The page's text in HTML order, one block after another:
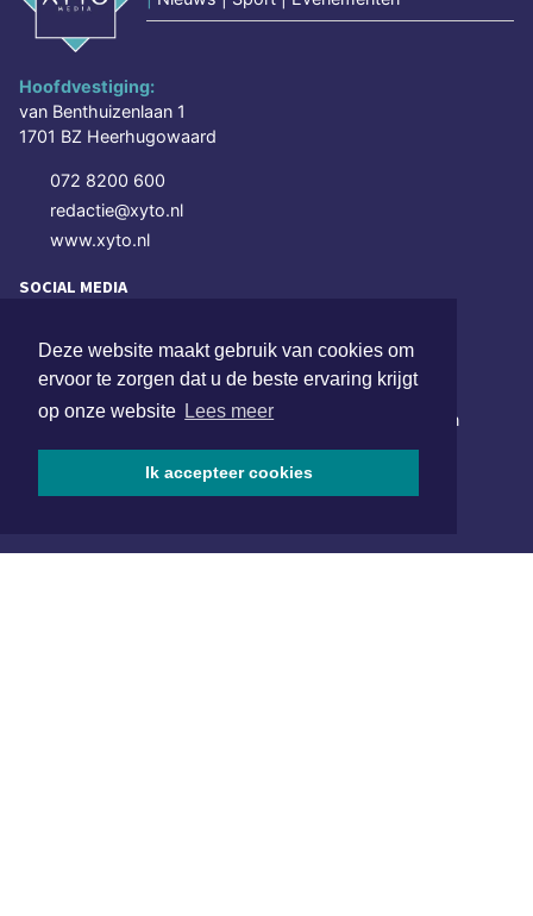
Deze website maakt gebruik van cookies om
ervoor te zorgen dat u de beste ervaring krijgt
op onze website Lees meer
Ik accepteer cookies
Hoofdvestiging:
van Benthuizenlaan 1
1701 BZ Heerhugowaard
072 8200 600
redactie@xyto.nl
www.xyto.nl
SOCIAL MEDIA
NIEUWSBRIEF AANMELDEN
Schrijf je in voor onze nieuwsbrief en krijg wekelijks een
Aanmelden